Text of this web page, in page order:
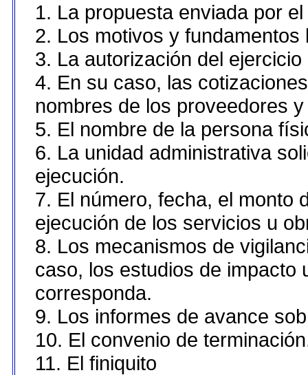
1. La propuesta enviada por
2. Los motivos y
3. La autorización del
4. En su caso, las
nombres de los proveedores
5. El nombre de la persona
6. La unidad administrativa
ejecución.
7. El número, fecha, el monto
ejecución de los servicios u
8. Los mecanismos de
caso, los estudios de impacto
corresponda.
9. Los informes de avance
10. El convenio de
11. El finiquito